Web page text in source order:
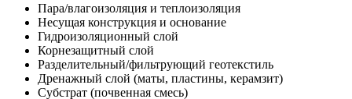
Пара/влагоизоляция и теплоизоляция
Несущая конструкция и основание
Гидроизоляционный слой
Корнезащитный слой
Разделительный/фильтрующий геотекстиль
Дренажный слой (маты, пластины, керамзит)
Субстрат (почвенная смесь)